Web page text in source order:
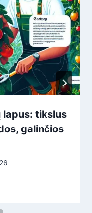
lapus: tikslus
galinčios